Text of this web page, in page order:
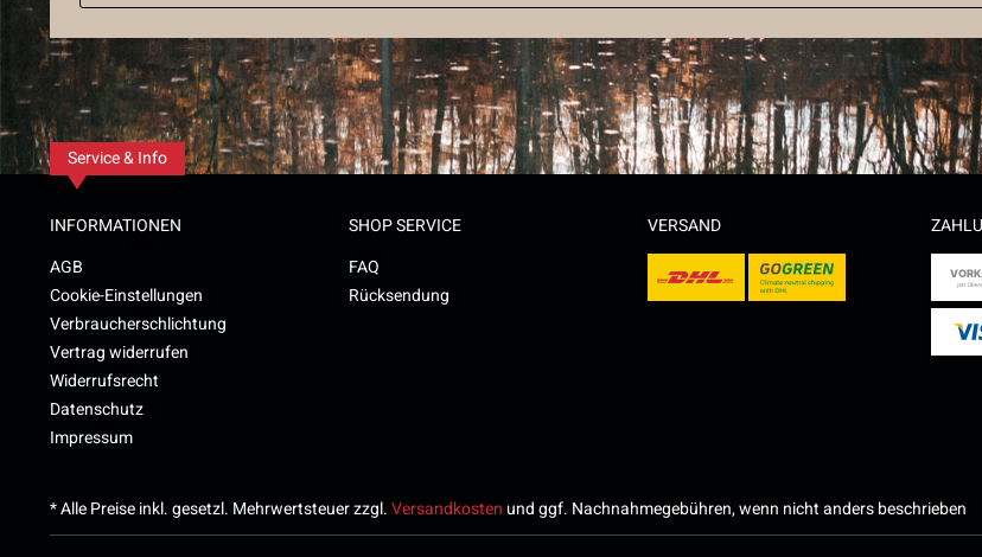
Service & Info
INFORMATIONEN
AGB
Cookie-Einstellungen
Verbraucherschlichtung
Vertrag widerrufen
Widerrufsrecht
Datenschutz
Impressum
SHOP SERVICE
FAQ
Rücksendung
VERSAND
* Alle Preise inkl. gesetzl. Mehrwertsteuer zzgl.Versandkosten und ggf. Nachnahmegebühren, wenn nicht anders beschrieben